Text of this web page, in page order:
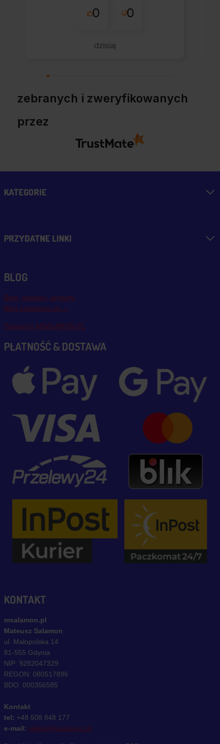
0 0
dzisiaj
zebranych i zweryfikowanych
przez
KATEGORIE
PRZYDATNE LINKI
BLOG
Blog, nowości, artykuły
Blog msalamon.pl →
Partnerzy MSALAMON.PL
PŁATNOŚĆ & DOSTAWA
KONTAKT
msalamon.pl
Mateusz Salamon
ul. Małopolska 14
81-555 Gdynia
NIP: 9282047329
REGON: 080517896
BDO: 000356585
Kontakt
tel: +48 508 848 177
e-mail: sklep@msalamon.pl